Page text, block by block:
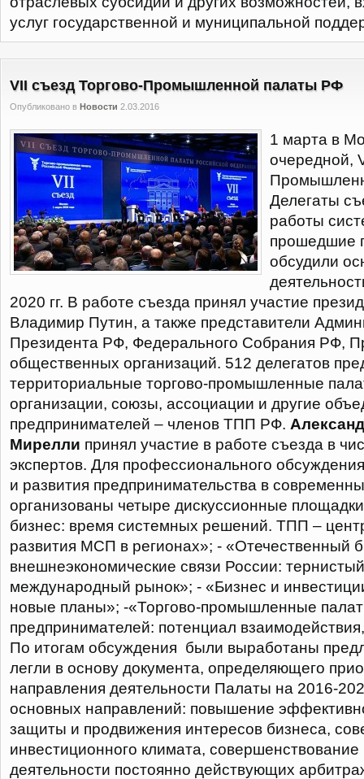
услуг государственной и муниципальной
VII съезд Торгово-Промышленной палаты РФ
Опубликовано в Новости 2.03.2016
1 марта в
очередной,
Делегаты
работы
прошедшие
обсудили
2020 гг. В работе съезда принял участие
Владимир Путин, а также представители
Президента РФ, Федерального Собрания РФ,
общественных организаций. 512 делегатов
территориальные торгово-промышленные
организации, союзы, ассоциации и другие
предпринимателей – членов ТПП РФ.
Мирелли принял участие в работе съезда в
экспертов. Для профессионального
и развития предпринимательства в
организованы четыре дискуссионные
бизнес: время системных решений. ТПП –
развития МСП в регионах»; - «Отечественный
внешнеэкономические связи России:
международный рынок»; - «Бизнес и
новые планы»; -«Торгово-промышленные
предпринимателей: потенциал
По итогам обсуждения были выработаны
легли в основу документа, определяющего
направления деятельности Палаты на 2016-
основных направлений: повышение
защиты и продвижения интересов бизнеса,
инвестиционного климата, совершенствование
деятельности постоянно действующих